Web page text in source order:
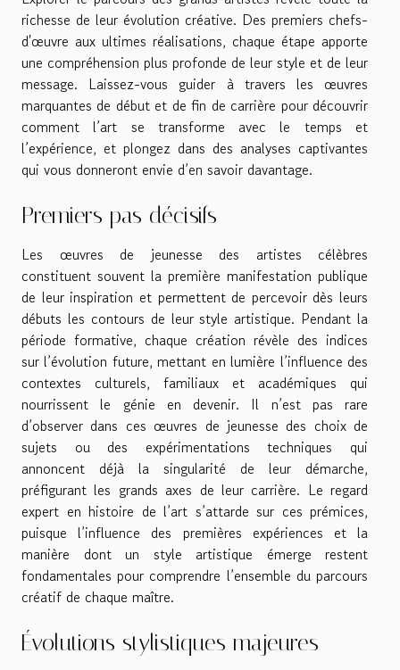
richesse de leur évolution créative. Des premiers chefs-
d'œuvre aux ultimes réalisations, chaque étape apporte
une compréhension plus profonde de leur style et de leur
message. Laissez-vous guider à travers les œuvres
marquantes de début et de fin de carrière pour découvrir
comment l’art se transforme avec le temps et
l’expérience, et plongez dans des analyses captivantes
qui vous donneront envie d’en savoir davantage.
Premiers pas décisifs
Les œuvres de jeunesse des artistes célèbres
constituent souvent la première manifestation publique
de leur inspiration et permettent de percevoir dès leurs
débuts les contours de leur style artistique. Pendant la
période formative, chaque création révèle des indices
sur l’évolution future, mettant en lumière l’influence des
contextes culturels, familiaux et académiques qui
nourrissent le génie en devenir. Il n’est pas rare
d’observer dans ces œuvres de jeunesse des choix de
sujets ou des expérimentations techniques qui
annoncent déjà la singularité de leur démarche,
préfigurant les grands axes de leur carrière. Le regard
expert en histoire de l’art s’attarde sur ces prémices,
puisque l’influence des premières expériences et la
manière dont un style artistique émerge restent
fondamentales pour comprendre l’ensemble du parcours
créatif de chaque maître.
Évolutions stylistiques majeures